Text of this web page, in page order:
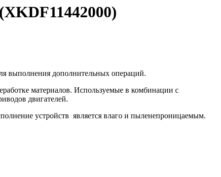
выполнения дополнительных операций.
материалов. Используемые в комбинации с
двигателей.
устройств является влаго и пыленепроницаемым.